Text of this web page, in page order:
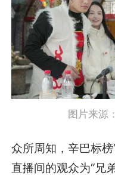
图片来源
众所周知，辛巴标
直播间的观众为“兄